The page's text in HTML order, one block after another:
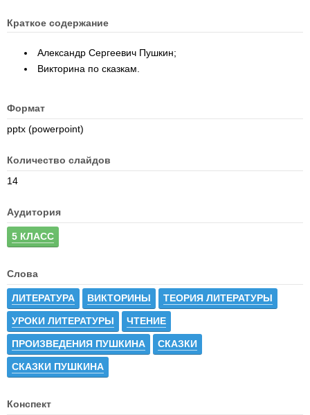
Краткое содержание
Александр Сергеевич Пушкин;
Викторина по сказкам.
Формат
pptx (powerpoint)
Количество слайдов
14
Аудитория
5 КЛАСС
Слова
ЛИТЕРАТУРА ВИКТОРИНЫ ТЕОРИЯ ЛИТЕРАТУРЫ
УРОКИ ЛИТЕРАТУРЫ ЧТЕНИЕ
ПРОИЗВЕДЕНИЯ ПУШКИНА СКАЗКИ
СКАЗКИ ПУШКИНА
Конспект